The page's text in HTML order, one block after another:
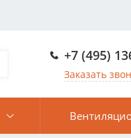
+7 (495)
Заказать